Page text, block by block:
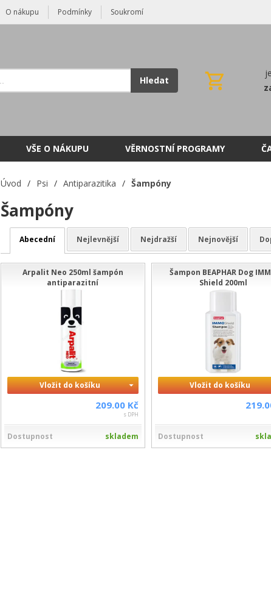
O nákupu Podmínky Soukromí
Hledat
VŠE O NÁKUPU VĚRNOSTNÍ PROGRAMY
Úvod / Psi / Antiparazitika / Šampóny
Šampóny
Abecední Nejlevnější Nejdražší Nejnovější
Arpalit Neo 250ml šampón
antiparazitní
Vložit do košíku
209.00 Kč
s DPH
Dostupnost skladem
Šampon BEAPHAR Dog
Shield 200ml
Vložit do košíku
Dostupnost